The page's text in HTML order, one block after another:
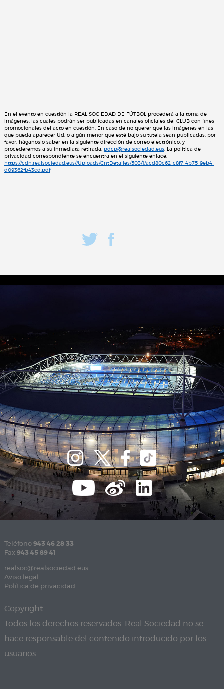
En el evento en cuestión la REAL SOCIEDAD DE FÚTBOL procederá a la toma de
imágenes, las cuales podrán ser publicadas en canales oficiales del CLUB con fines
promocionales del acto en cuestión. En caso de no querer que las imágenes en las
que pueda aparecer Ud. o algún menor que esté bajo su tutela sean publicadas, por
favor, háganoslo saber en la siguiente dirección de correo electrónico, y
procederemos a su inmediata retirada: pdcp@realsociedad.eus. La política de
privacidad correspondiente se encuentra en el siguiente enlace:
https://cdn.realsociedad.eus//Uploads/CntDetalles/503/1/acd80c62-c8f7-4b75-9eb4-
d09362fb43cd.pdf
Teléfono 943 46 28 33
Fax 943 45 89 41
realsoc@realsociedad.eus
Aviso legal
Política de privacidad
Copyright
Todos los derechos reservados. Real Sociedad no se
hace responsable del contenido introducido por los
usuarios.